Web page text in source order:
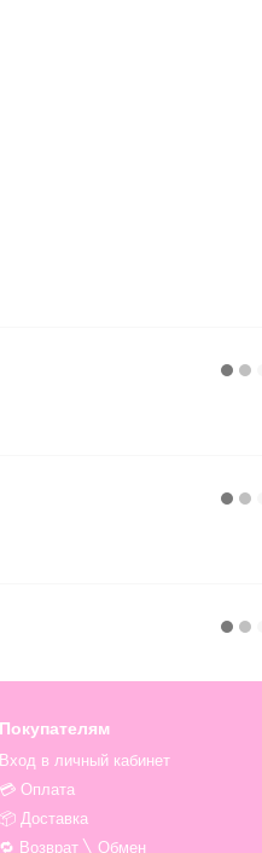
Покупателям
Вход в личный кабинет
💳 Оплата
📦 Доставка
🔁 Возврат ╲ Обмен